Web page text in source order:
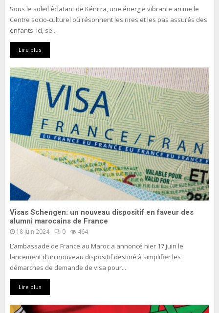
Sous le soleil éclatant de Kénitra, une énergie vibrante anime le
Centre socio-culturel où résonnent les rires et les pas assurés des
enfants. Ici, se...
Lire plus
Visas Schengen: un nouveau dispositif en faveur des
alumni marocains de France
18 juin 2024 0 464
L’ambassade de France au Maroc a annoncé hier 17 juin le
lancement d’un nouveau dispositif destiné à simplifier les
démarches de demande de visa pour...
Lire plus